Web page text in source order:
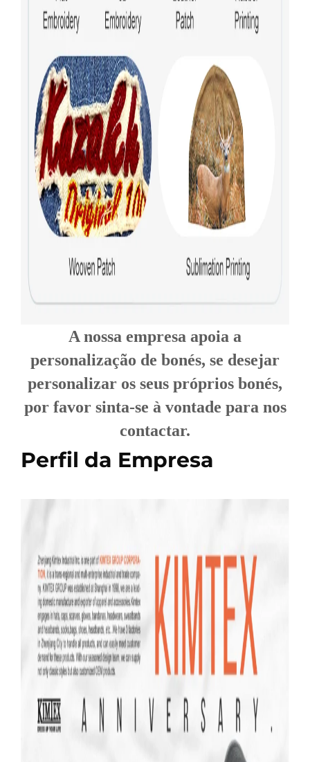
A nossa empresa apoia a
personalização de bonés, se desejar
personalizar os seus próprios bonés,
por favor sinta-se à vontade para nos
contactar.
Perfil da Empresa